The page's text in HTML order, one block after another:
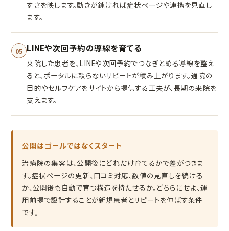
すさを映します。動きが鈍ければ症状ページや連携を見直し
ます。
05 LINEや次回予約の導線を育てる
来院した患者を、LINEや次回予約でつなぎとめる導線を整え
ると、ポータルに頼らないリピートが積み上がります。通院の
目的やセルフケアをサイトから提供する工夫が、長期の来院を
支えます。
公開はゴールではなくスタート
治療院の集客は、公開後にどれだけ育てるかで差がつきま
す。症状ページの更新、口コミ対応、数値の見直しを続ける
か、公開後も自動で育つ構造を持たせるか。どちらにせよ、運
用前提で設計することが新規患者とリピートを伸ばす条件
です。